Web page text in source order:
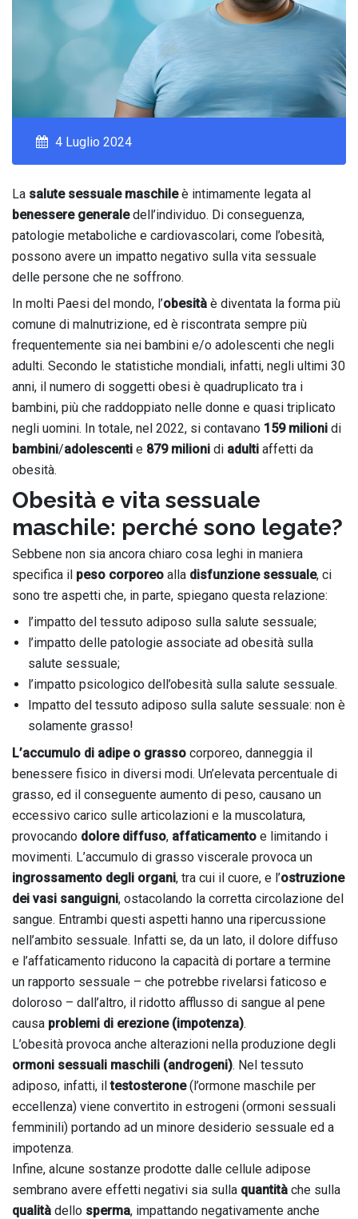
4 Luglio 2024
La salute sessuale maschileè intimamente legata al
benessere generaledell’individuo. Di conseguenza,
patologie metaboliche e cardiovascolari, come l’obesità,
possono avere un impatto negativo sulla vita sessuale
delle persone che ne soffrono.
In molti Paesi del mondo, l’obesità è diventata la forma più
comune di malnutrizione, ed è riscontrata sempre più
frequentemente sia nei bambini e/o adolescenti che negli
adulti. Secondo le statistiche mondiali, infatti, negli ultimi 30
anni, il numero di soggetti obesi è quadruplicato tra i
bambini, più che raddoppiato nelle donne e quasi triplicato
negli uomini. In totale, nel 2022, si contavano 159 milioni di
bambini/adolescenti e 879 milioni di adulti affetti da
obesità.
Obesità e vita sessuale
maschile: perché sono legate?
Sebbene non sia ancora chiaro cosa leghi in maniera
specifica il peso corporeo alla disfunzione sessuale, ci
sono tre aspetti che, in parte, spiegano questa relazione:
l’impatto del tessuto adiposo sulla salute sessuale;
l’impatto delle patologie associate ad obesità sulla
salute sessuale;
l’impatto psicologico dell’obesità sulla salute sessuale.
Impatto del tessuto adiposo sulla salute sessuale: non è
solamente grasso!
L’accumulo di adipe o grasso corporeo, danneggia il
benessere fisico in diversi modi. Un’elevata percentuale di
grasso, ed il conseguente aumento di peso, causano un
eccessivo carico sulle articolazioni e la muscolatura,
provocando dolore diffuso, affaticamento e limitando i
movimenti. L’accumulo di grasso viscerale provoca un
ingrossamento degli organi, tra cui il cuore, e l’ostruzione
dei vasi sanguigni, ostacolando la corretta circolazione del
sangue. Entrambi questi aspetti hanno una ripercussione
nell’ambito sessuale. Infatti se, da un lato, il dolore diffuso
e l’affaticamento riducono la capacità di portare a termine
un rapporto sessuale – che potrebbe rivelarsi faticoso e
doloroso – dall’altro, il ridotto afflusso di sangue al pene
causa problemi di erezione (impotenza).
L’obesità provoca anche alterazioni nella produzione degli
ormoni sessuali maschili (androgeni). Nel tessuto
adiposo, infatti, iltestosterone(l’ormone maschile per
eccellenza) viene convertito in estrogeni (ormoni sessuali
femminili) portando ad un minore desiderio sessuale ed a
impotenza.
Infine, alcune sostanze prodotte dalle cellule adipose
sembrano avere effetti negativi sia sulla quantità che sulla
qualità dello sperma, impattando negativamente anche